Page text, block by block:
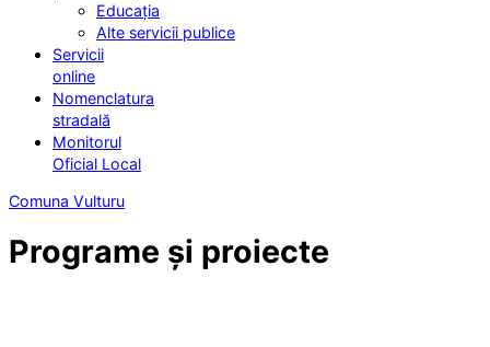
Educația
Alte servicii publice
Servicii
online
Nomenclatura
stradală
Monitorul
Oficial Local
Comuna Vulturu
Programe și proiecte